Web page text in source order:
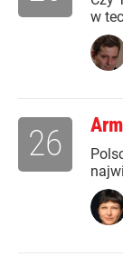
w
26